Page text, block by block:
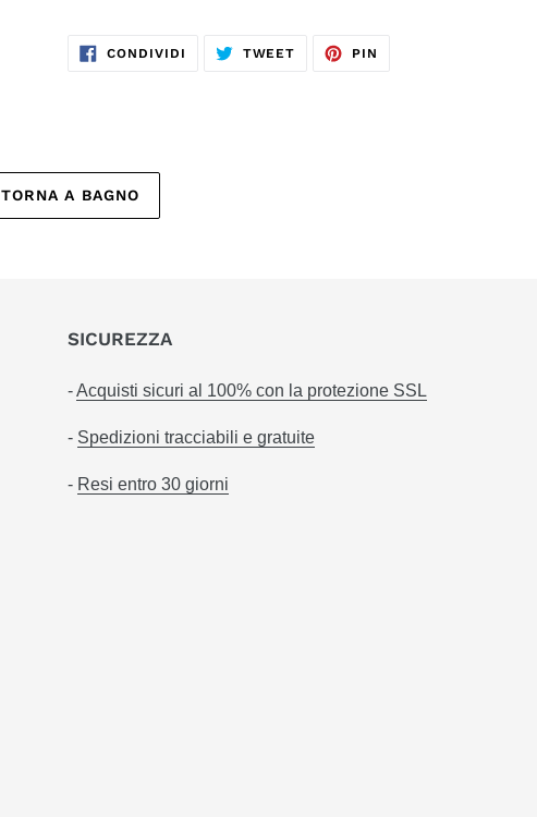
CONDIVIDI CONDIVIDITWEET TWITTA PIN
TORNA A BAGNO
SICUREZZA
-Acquisti sicuri al 100% con la protezione SSL
- Spedizioni tracciabili e gratuite
- Resi entro 30 giorni